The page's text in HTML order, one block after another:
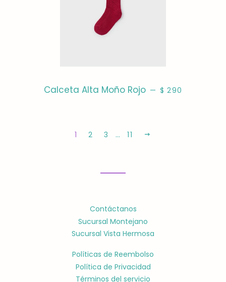
Calceta Alta Moño Rojo — PRECIO
$ 290
1 2 3 … 11
Contáctanos
Sucursal Montejano
Sucursal Vista Hermosa
Políticas de Reembolso
Política de Privacidad
Términos del servicio